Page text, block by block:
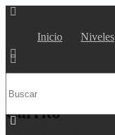
Inicio Niveles
Carrito
por